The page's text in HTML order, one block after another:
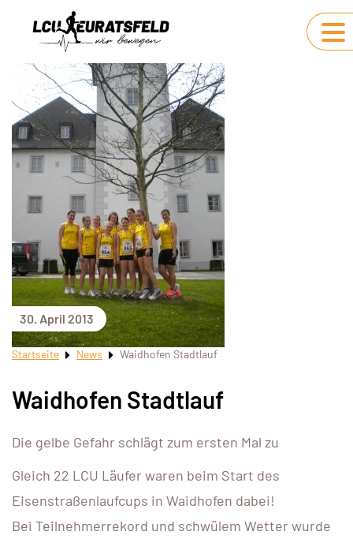
30. April 2013
Startseite News Waidhofen Stadtlauf
Waidhofen Stadtlauf
Die gelbe Gefahr schlägt zum ersten Mal zu
Gleich 22 LCU Läufer waren beim Start des
Eisenstraßenlaufcups in Waidhofen dabei!
Bei Teilnehmerrekord und schwülem Wetter wurde